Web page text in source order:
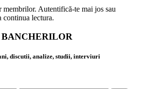
Autentifică-te mai jos sau
continua lectura.
discutii, analize, studii, interviuri